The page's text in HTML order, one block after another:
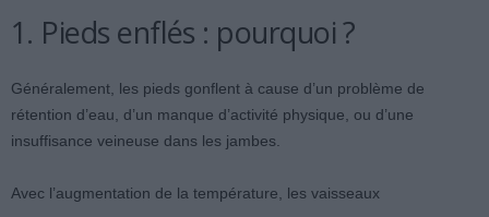
1. Pieds enflés : pourquoi ?
Généralement, les pieds gonflent à cause d’un problème de
rétention d’eau, d’un manque d’activité physique, ou d’une
insuffisance veineuse dans les jambes.
Avec l’augmentation de la température, les vaisseaux